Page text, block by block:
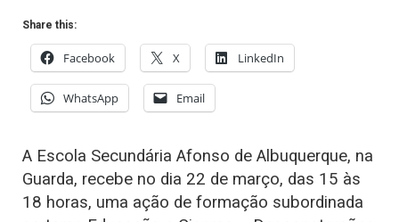
Share this:
Facebook X LinkedIn
WhatsApp Email
A Escola Secundária Afonso de Albuquerque, na
Guarda, recebe no dia 22 de março, das 15 às
18 horas, uma ação de formação subordinada